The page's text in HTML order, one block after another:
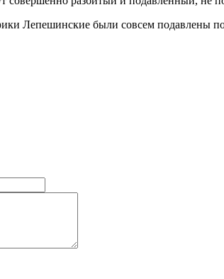
Лепешинские были совсем подавлены